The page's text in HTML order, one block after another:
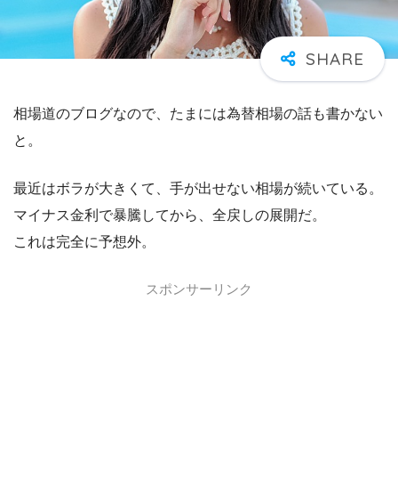
相場道のブログなので、たまには為替相場の話も書かない
と。
最近はボラが大きくて、手が出せない相場が続いている。
マイナス金利で暴騰してから、全戻しの展開だ。
これは完全に予想外。
スポンサーリンク